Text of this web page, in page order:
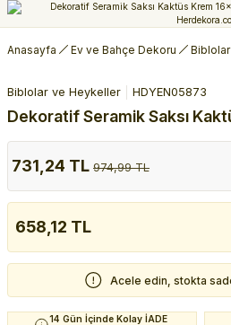
Anasayfa Ev ve Bahçe Dekoru
Biblolar ve Heykeller HDYEN05873
Dekoratif Seramik Saksı
731,24 TL 974,99 TL
658,12 TL
Acele edin, stokta
14 Gün İçinde Kolay İADE